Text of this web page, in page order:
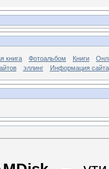
книга Фотоальбом Книги
эллинг Информация сайта